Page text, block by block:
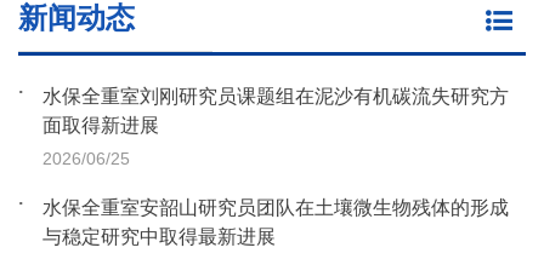
新闻动态
水保全重室刘刚研究员课题组在泥沙有机碳流失研究方
面取得新进展
2026/06/25
水保全重室安韶山研究员团队在土壤微生物残体的形成
与稳定研究中取得最新进展